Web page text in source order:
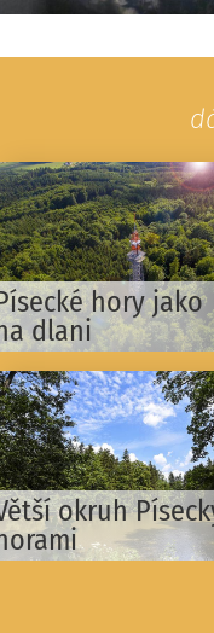
hory jako
dlani
okruh